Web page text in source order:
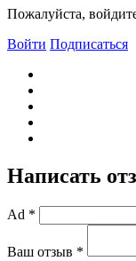
Пожалуйста,
Войти Подписаться
Написать
Ad *
Ваш отзыв *